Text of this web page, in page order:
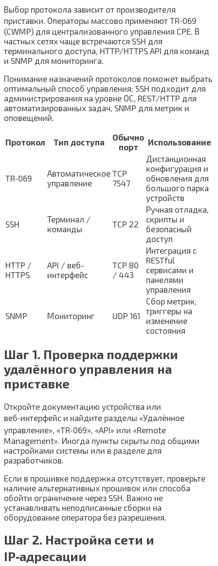
Выбор протокола зависит от производителя
приставки. Операторы массово применяют TR‑069
(CWMP) для централизованного управления CPE. В
частных сетях чаще встречаются SSH для
терминального доступа, HTTP/HTTPS API для команд
и SNMP для мониторинга.
Понимание назначений протоколов поможет выбрать
оптимальный способ управления: SSH подходит для
администрирования на уровне ОС, REST/HTTP для
автоматизированных задач, SNMP для метрик и
оповещений.
Протокол Тип доступа
Обычно
порт
Использование
TR‑069
Автоматическое
управление
TCP
7547
Дистанционная
конфигурация и
обновления для
большого парка
устройств
SSH
Терминал /
команды
TCP 22
Ручная отладка,
скрипты и
безопасный
доступ
HTTP /
HTTPS
API / веб-
интерфейс
TCP 80
/ 443
Интеграция с
RESTful
сервисами и
панелями
управления
SNMP Мониторинг UDP 161
Сбор метрик,
триггеры на
изменение
состояния
Шаг 1. Проверка поддержки
удалённого управления на
приставке
Откройте документацию устройства или
веб‑интерфейс и найдите разделы «Удалённое
управление», «TR‑069», «API» или «Remote
Management». Иногда пункты скрыты под общими
настройками системы или в разделе для
разработчиков.
Если в прошивке поддержка отсутствует, проверьте
наличие альтернативных прошивок или способа
обойти ограничение через SSH. Важно не
устанавливать неподписанные сборки на
оборудование оператора без разрешения.
Шаг 2. Настройка сети и
IP‑адресации